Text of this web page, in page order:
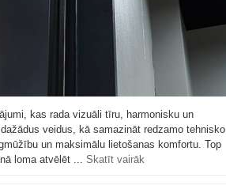
kas rada vizuāli tīru, harmonisku un
veidus, kā samazināt redzamo tehnisko
un maksimālu lietošanas komfortu. Top
loma atvēlēt ... Skatīt vairāk